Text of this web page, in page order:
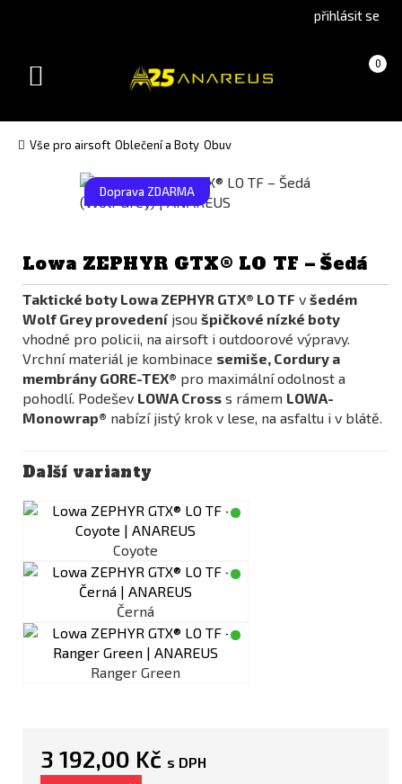
version(Slovak)
přihlásit se
Košík 0
(prázdný)
Toggle
Vše pro airsoft Oblečení a Boty Obuv
Doprava ZDARMA
Lowa ZEPHYR GTX® LO TF – Šedá
Taktické boty Lowa ZEPHYR GTX® LO TF v šedém
Wolf Grey provedení jsou špičkové nízké boty
vhodné pro policii, na airsoft i outdoorové výpravy.
Vrchní materiál je kombinace semiše, Cordury a
membrány GORE-TEX® pro maximální odolnost a
pohodlí. Podešev LOWA Cross s rámem LOWA-
Monowrap® nabízí jistý krok v lese, na asfaltu i v blátě.
Další varianty
Coyote
Černá
Ranger Green
3 192,00 Kč s DPH